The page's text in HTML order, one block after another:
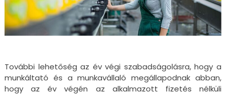
További lehetőség az év végi szabadságolásra, hogy a
munkáltató és a munkavállaló megállapodnak abban,
hogy az év végén az alkalmazott fizetés nélküli